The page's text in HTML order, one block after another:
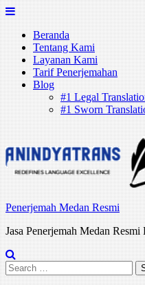
Skip
to
contentBeranda
Tentang Kami
Layanan Kami
Tarif Penerjemahan
Blog
#1 Legal
#1 Sworn
Penerjemah Medan Resmi
Jasa Penerjemah Medan
Search
for: